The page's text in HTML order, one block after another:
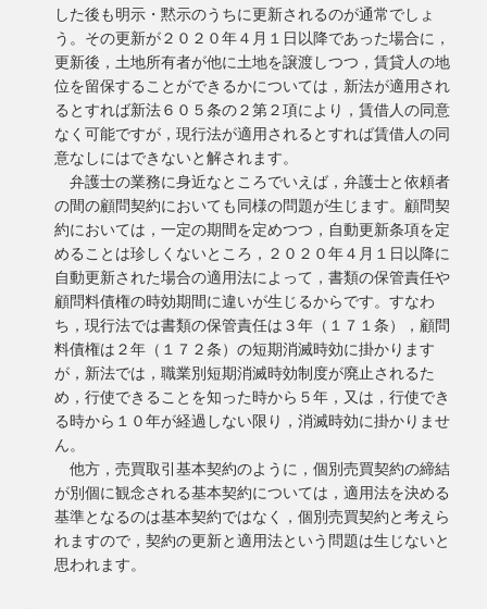
した後も明示・黙示のうちに更新されるのが通常でしょ
う。その更新が２０２０年４月１日以降であった場合に，
更新後，土地所有者が他に土地を譲渡しつつ，賃貸人の地
位を留保することができるかについては，新法が適用され
るとすれば新法６０５条の２第２項により，賃借人の同意
なく可能ですが，現行法が適用されるとすれば賃借人の同
意なしにはできないと解されます。
弁護士の業務に身近なところでいえば，弁護士と依頼者
の間の顧問契約においても同様の問題が生じます。顧問契
約においては，一定の期間を定めつつ，自動更新条項を定
めることは珍しくないところ，２０２０年４月１日以降に
自動更新された場合の適用法によって，書類の保管責任や
顧問料債権の時効期間に違いが生じるからです。すなわ
ち，現行法では書類の保管責任は３年（１７１条），顧問
料債権は２年（１７２条）の短期消滅時効に掛かります
が，新法では，職業別短期消滅時効制度が廃止されるた
め，行使できることを知った時から５年，又は，行使でき
る時から１０年が経過しない限り，消滅時効に掛かりませ
ん。
他方，売買取引基本契約のように，個別売買契約の締結
が別個に観念される基本契約については，適用法を決める
基準となるのは基本契約ではなく，個別売買契約と考えら
れますので，契約の更新と適用法という問題は生じないと
思われます。